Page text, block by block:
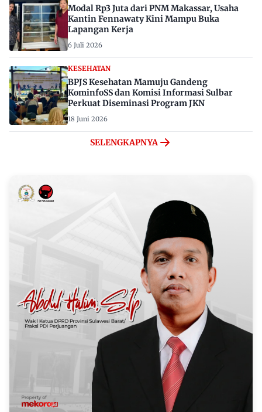
Modal Rp3 Juta dari PNM Makassar, Usaha
Kantin Fennawaty Kini Mampu Buka
Lapangan Kerja
6 Juli 2026
KESEHATAN
BPJS Kesehatan Mamuju Gandeng
KominfoSS dan Komisi Informasi Sulbar
Perkuat Diseminasi Program JKN
18 Juni 2026
SELENGKAPNYA